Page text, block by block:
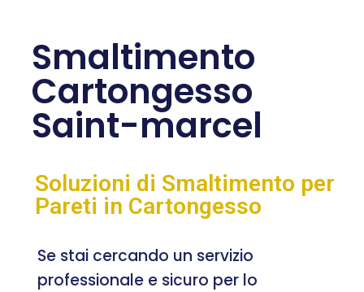
Smaltimento
Cartongesso
Saint-marcel
Soluzioni di Smaltimento per
Pareti in Cartongesso
Se stai cercando un servizio
professionale e sicuro per lo